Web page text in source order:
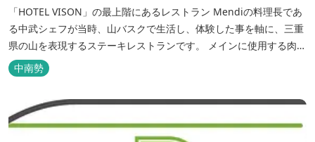
「HOTEL VISON」の最上階にあるレストラン Mendiの料理長であ
る中武シェフが当時、山バスクで生活し、体験した事を軸に、三重
県の山を表現するステーキレストランです。 メインに使用する肉は
三重県熊野市の美熊野牛(みくまのぎゅう)。風光明媚な世界遺産の
町・熊野の牧場で年間 100 頭余りとわずかな生産量の希少な黒毛...
中南勢